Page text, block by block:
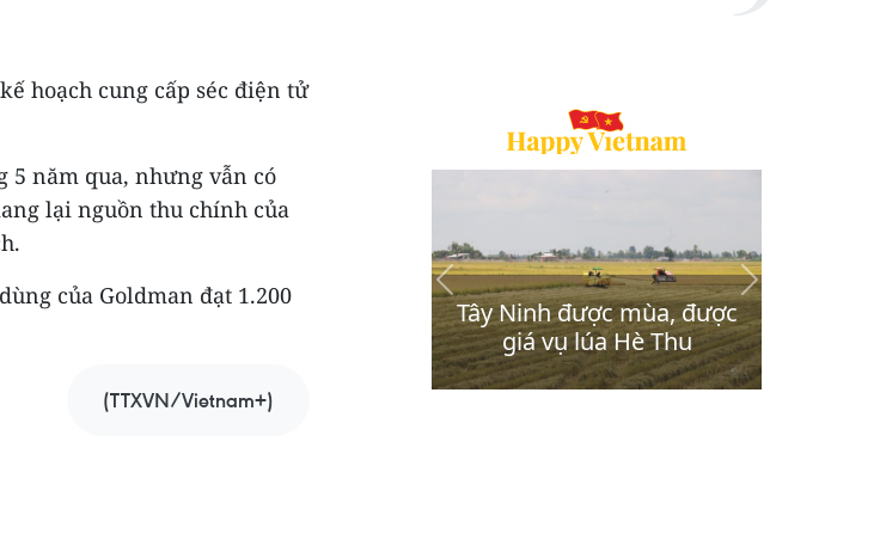
hoạch cung cấp séc điện tử
5 năm qua, nhưng vẫn có
lại nguồn thu chính của
của Goldman đạt 1.200
(TTXVN/Vietnam+)